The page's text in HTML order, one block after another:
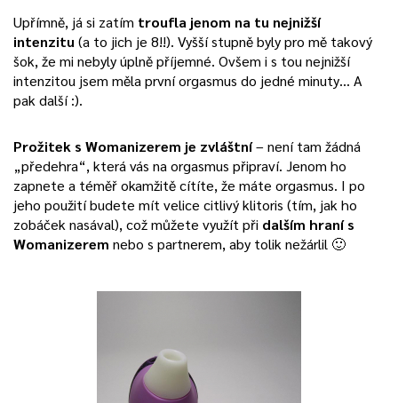
Upřímně, já si zatím troufla jenom na tu nejnižší
intenzitu (a to jich je 8!!). Vyšší stupně byly pro mě takový
šok, že mi nebyly úplně příjemné. Ovšem i s tou nejnižší
intenzitou jsem měla první orgasmus do jedné minuty… A
pak další :).
Prožitek s Womanizerem je zvláštní– není tam žádná
„předehra“, která vás na orgasmus připraví. Jenom ho
zapnete a téměř okamžitě cítíte, že máte orgasmus. I po
jeho použití budete mít velice citlivý klitoris (tím, jak ho
zobáček nasával), což můžete využít při dalším hraní s
Womanizerem nebo s partnerem, aby tolik nežárlil 🙂